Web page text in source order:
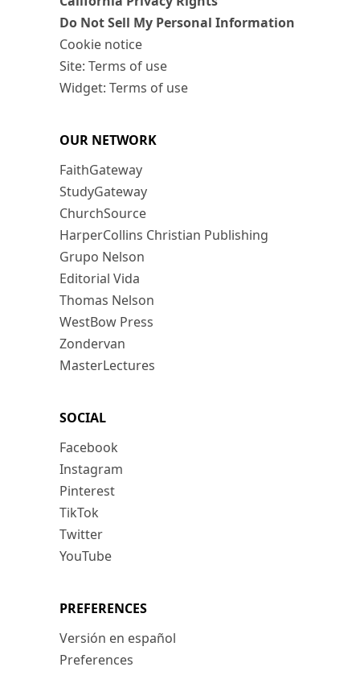
Do Not Sell My Personal Information
Cookie notice
Site: Terms of use
Widget: Terms of use
OUR NETWORK
FaithGateway
StudyGateway
ChurchSource
HarperCollins Christian Publishing
Grupo Nelson
Editorial Vida
Thomas Nelson
WestBow Press
Zondervan
MasterLectures
SOCIAL
Facebook
Instagram
Pinterest
TikTok
Twitter
YouTube
PREFERENCES
Versión en español
Preferences